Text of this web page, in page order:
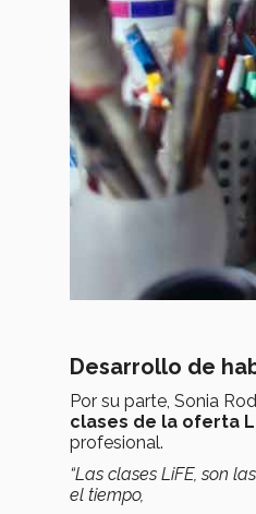
Desarrollo de
Por su parte, Sonia
clases de la oferta
profesional.
“Las clases LiFE, son
el tiempo,